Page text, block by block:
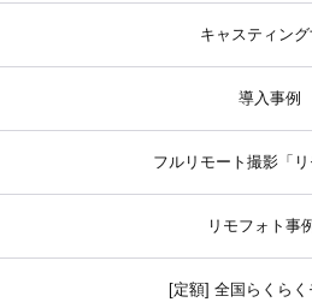
キャスティング
導入事例
フルリモート撮影「リ
リモフォト事
[定額] 全国らくら